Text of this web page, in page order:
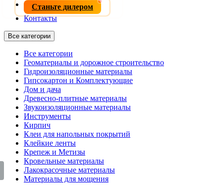
Станьте дилером
Контакты
Все категории
Все категории
Геоматериалы и дорожное строительство
Гидроизоляционные материалы
Гипсокартон и Комплектующие
Дом и дача
Древесно-плитные материалы
Звукоизоляционные материалы
Инструменты
Кирпич
Клеи для напольных покрытий
Клейкие ленты
Крепеж и Метизы
Кровельные материалы
Лакокрасочные материалы
Материалы для мощения